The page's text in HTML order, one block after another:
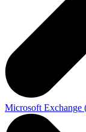
Microsoft Exchange